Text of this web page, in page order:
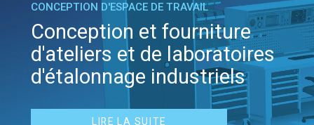
CONCEPTION D'ESPACE DE TRAVAIL
Conception et fourniture
d'ateliers et de laboratoires
d'étalonnage industriels
LIRE LA SUITE